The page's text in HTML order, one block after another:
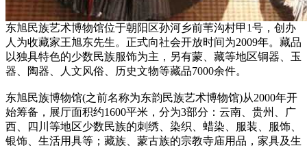
东旭民族艺术博物馆位于朝阳区孙河乡前苇沟村甲1号，创办
人为收藏家王旭东先生。正式向社会开放时间为2009年。藏品
以独具特色的少数民族服饰为主，另有蒙、藏等地区铜器、玉
器、陶器、人文风俗、历史文物等藏品7000余件。
东旭民族博物馆(之前名称为东韵民族艺术博物馆)从2000年开
始筹备，展厅面积约1600平米，分为3部分：云南、贵州、广
西、四川等地区少数民族的刺绣、染织、蜡染、服装、服饰、
银饰、生活用具等；藏族、蒙古族的宗教寺庙用品，家具及生